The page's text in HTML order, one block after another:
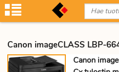
Canon imageCLASS LBP-
Canon